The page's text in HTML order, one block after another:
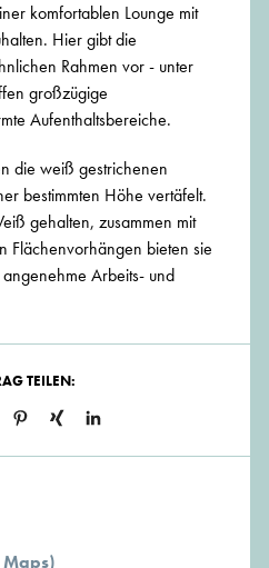
komfortablen Lounge mit
Hier gibt die
Rahmen vor - unter
großzügige
Aufenthaltsbereiche.
die weiß gestrichenen
bestimmten Höhe vertäfelt.
gehalten, zusammen mit
Flächenvorhängen bieten sie
Arbeits- und
TEILEN: